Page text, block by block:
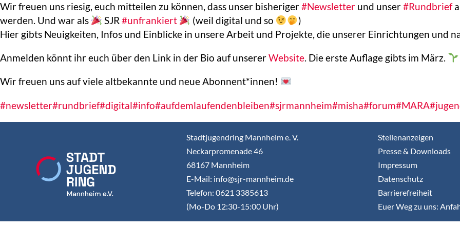
Wir freuen uns riesig, euch mitteilen zu können, dass unser bisheriger#Newsletter und unser#Rundbrief
werden. Und war als
SJR #unfrankiert (weil digital und so
)
Hier gibts Neuigkeiten, Infos und Einblicke in unsere Arbeit und Projekte, die unserer Einrichtungen und
Anmelden könnt ihr euch über den Link in der Bio auf unsererWebsite. Die erste Auflage gibts im März.
Wir freuen uns auf viele altbekannte und neue Abonnent*innen!
#newsletter#rundbrief#digital#info#aufdemlaufendenbleiben#sjrmannheim#misha#forum#MARA
Stadtjugendring Mannheim e. V.
Neckarpromenade 46
68167 Mannheim
E-Mail: info@sjr-mannheim.de
Telefon: 0621 3385613
(Mo-Do 12:30-15:00 Uhr)
Stellenanzeigen
Presse & Downloads
Impressum
Datenschutz
Barrierefreiheit
Euer Weg zu uns: